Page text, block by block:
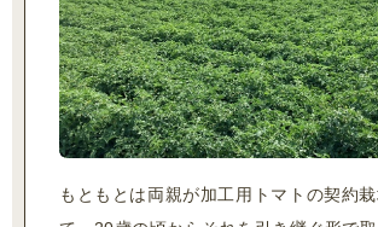
もともとは両親が加工用トマトの契約